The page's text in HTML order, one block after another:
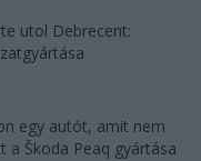
utol Debrecent:
egy autót, amit nem
Škoda Peaq gyártása